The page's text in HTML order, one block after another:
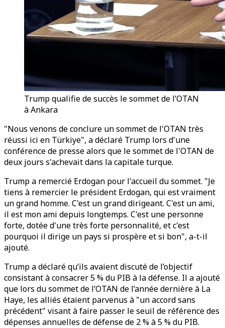
Trump qualifie de succès le sommet de l’OTAN
à Ankara
"Nous venons de conclure un sommet de l'OTAN très
réussi ici en Türkiye", a déclaré Trump lors d'une
conférence de presse alors que le sommet de l'OTAN de
deux jours s'achevait dans la capitale turque.
Trump a remercié Erdogan pour l'accueil du sommet. "Je
tiens à remercier le président Erdogan, qui est vraiment
un grand homme. C'est un grand dirigeant. C'est un ami,
il est mon ami depuis longtemps. C'est une personne
forte, dotée d'une très forte personnalité, et c'est
pourquoi il dirige un pays si prospère et si bon", a-t-il
ajouté.
Trump a déclaré qu’ils avaient discuté de l’objectif
consistant à consacrer 5 % du PIB à la défense. Il a ajouté
que lors du sommet de l’OTAN de l’année dernière à La
Haye, les alliés étaient parvenus à "un accord sans
précédent" visant à faire passer le seuil de référence des
dépenses annuelles de défense de 2 % à 5 % du PIB.